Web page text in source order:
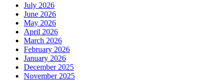
July 2026
June 2026
May 2026
April 2026
March 2026
February 2026
January 2026
December 2025
November 2025